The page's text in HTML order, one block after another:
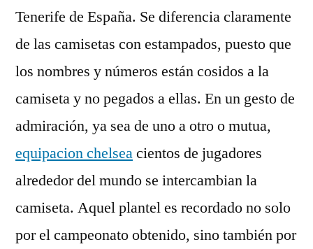
Tenerife de España. Se diferencia claramente
de las camisetas con estampados, puesto que
los nombres y números están cosidos a la
camiseta y no pegados a ellas. En un gesto de
admiración, ya sea de uno a otro o mutua,
equipacion chelseacientos de jugadores
alrededor del mundo se intercambian la
camiseta. Aquel plantel es recordado no solo
por el campeonato obtenido, sino también por